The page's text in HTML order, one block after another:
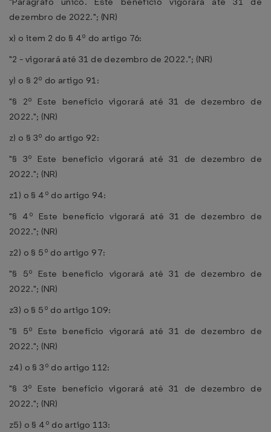
dezembro de 2022."; (NR)
x) o item 2 do § 4º do artigo 76:
"2 - vigorará até 31 de dezembro de 2022."; (NR)
y) o § 2º do artigo 91:
"§ 2º Este benefício vigorará até 31 de dezembro de
2022."; (NR)
z) o § 3º do artigo 92:
"§ 3º Este benefício vigorará até 31 de dezembro de
2022."; (NR)
z1) o § 4º do artigo 94:
"§ 4º Este benefício vigorará até 31 de dezembro de
2022."; (NR)
z2) o § 5º do artigo 97:
"§ 5º Este benefício vigorará até 31 de dezembro de
2022."; (NR)
z3) o § 5º do artigo 109:
"§ 5º Este benefício vigorará até 31 de dezembro de
2022."; (NR)
z4) o § 3º do artigo 112:
"§ 3º Este benefício vigorará até 31 de dezembro de
2022."; (NR)
z5) o § 4º do artigo 113: